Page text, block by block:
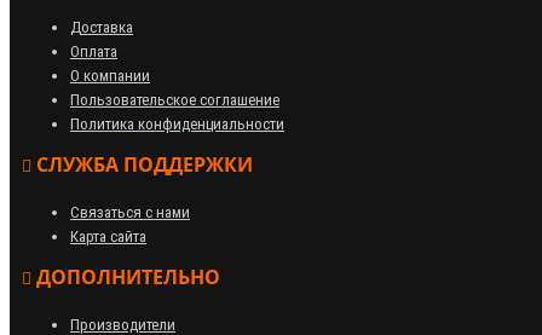
Доставка
Оплата
О компании
Пользовательское соглашение
Политика конфиденциальности
СЛУЖБА ПОДДЕРЖКИ
Связаться с нами
Карта сайта
ДОПОЛНИТЕЛЬНО
Производители